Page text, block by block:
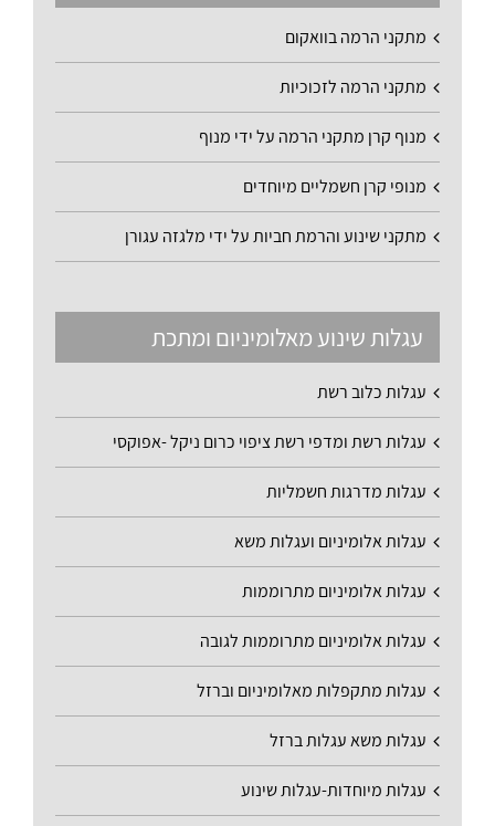
מתקני הרמה בוואקום
מתקני הרמה לזכוכיות
מנוף קרן מתקני הרמה על ידי מנוף
מנופי קרן חשמליים מיוחדים
מתקני שינוע והרמת חביות על ידי מלגזה עגורן
עגלות שינוע מאלומיניום ומתכת
עגלות כלוב רשת
עגלות רשת ומדפי רשת ציפוי כרום ניקל -אפוקסי
עגלות מדרגות חשמליות
עגלות אלומיניום ועגלות משא
עגלות אלומיניום מתרוממות
עגלות אלומיניום מתרוממות לגובה
עגלות מתקפלות מאלומיניום וברזל
עגלות משא עגלות ברזל
עגלות מיוחדות-עגלות שינוע